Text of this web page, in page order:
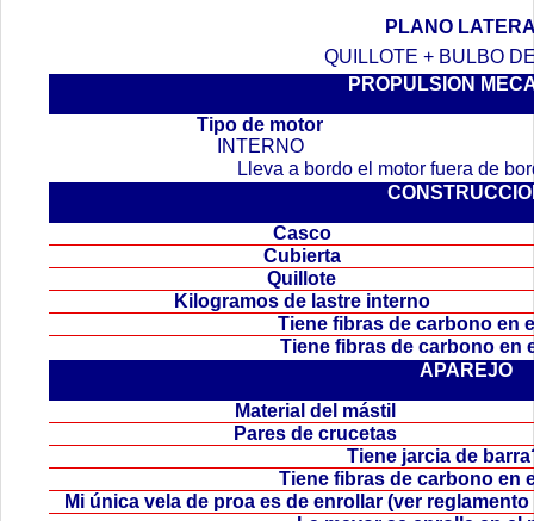
PLANO
QUILLOTE + BULBO
PROPULSION
Tipo de motor
INTERNO
Lleva a bordo el motor fuera de
Casco
Cubierta
Quillote
Kilogramos de lastre interno
Tiene fibras de carbono en
Tiene fibras de carbono en
APAREJO
Material del mástil
Pares de crucetas
Tiene jarcia de
Tiene fibras de carbono en
Mi única vela de proa es de enrollar (ver